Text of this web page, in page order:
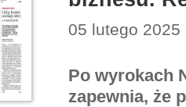
05 lutego 2025
Po wyrokach
zapewnia, że